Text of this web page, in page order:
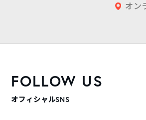
オン
FOLLOW US
オフィシャルSNS